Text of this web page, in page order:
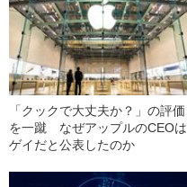
「クックで大丈夫か？」の評価
を一蹴 なぜアップルのCEOは
ゲイだと公表したのか